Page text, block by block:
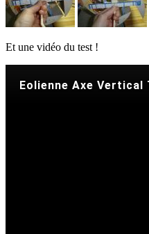
Et une vidéo du test !